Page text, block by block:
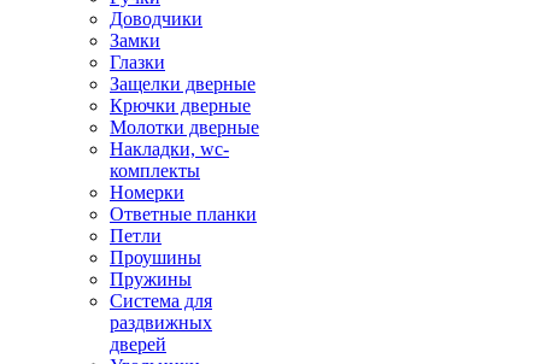
Доводчики
Замки
Глазки
Защелки дверные
Крючки дверные
Молотки дверные
Накладки, wc-
комплекты
Номерки
Ответные планки
Петли
Проушины
Пружины
Система для
раздвижных
дверей